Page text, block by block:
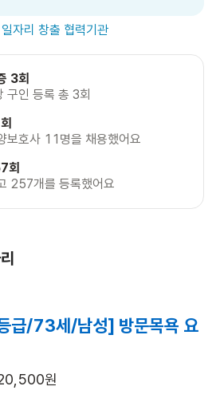
자리 창출 협력기관
3회
구인 등록 총 3회
보호사 11명을 채용했어요
회
257개를 등록했어요
급/73세/남성] 방문목욕 요
원